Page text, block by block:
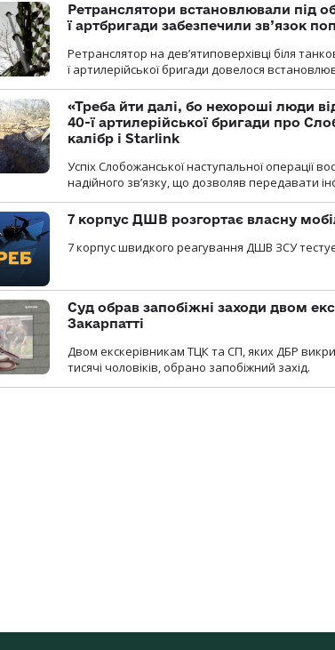
Ретранслятори встановлювали під
ї артбригади забезпечили зв’язок
Ретранслятор на дев’ятиповерхівці біля
ї артилерійської бригади довелося
«Треба йти далі, бо нехороші люди
40-ї артилерійської бригади про
калібр і Starlink
Успіх Слобожанської наступальної операції
надійного зв’язку, що дозволяв передавати
7 корпус ДШВ розгортає власну
7 корпус швидкого реагування ДШВ ЗСУ тестує
Суд обрав запобіжні заходи двом
Закарпатті
Двом екскерівникам ТЦК та СП, яких ДБР
тисячі чоловіків, обрано запобіжний захід.